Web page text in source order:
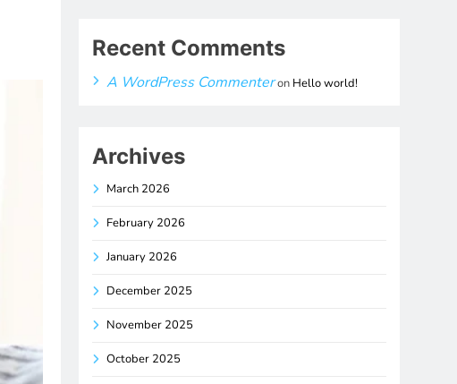
Recent Comments
A WordPress Commenteron Hello world!
Archives
March 2026
February 2026
January 2026
December 2025
November 2025
October 2025